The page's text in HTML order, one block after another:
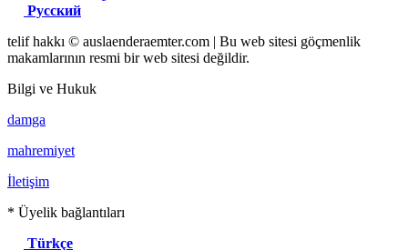
Русский
telif hakkı © auslaenderaemter.com | Bu web sitesi göçmenlik
makamlarının resmi bir web sitesi değildir.
Bilgi ve Hukuk
damga
mahremiyet
İletişim
* Üyelik bağlantıları
Türkçe